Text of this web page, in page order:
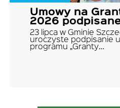
Umowy na
2026
23 lipca w Gminie
uroczyste podpisanie
programu „Granty…